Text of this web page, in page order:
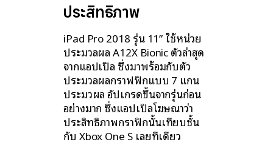
ประสิทธิภาพ
iPad Pro 2018 รุ่น 11” ใช้หน่วย
ประมวลผล A12X Bionic ตัวล่าสุด
จากแอปเปิล ซึ่งมาพร้อมกับตัว
ประมวลผลกราฟฟิกแบบ 7 แกน
ประมวผล อัปเกรดขึ้นจากรุ่นก่อน
อย่างมาก ซึ่งแอปเปิลโฆษณาว่า
ประสิทธิภาพกราฟิกนั้นเทียบชั้น
กับ Xbox One S เลยทีเดียว